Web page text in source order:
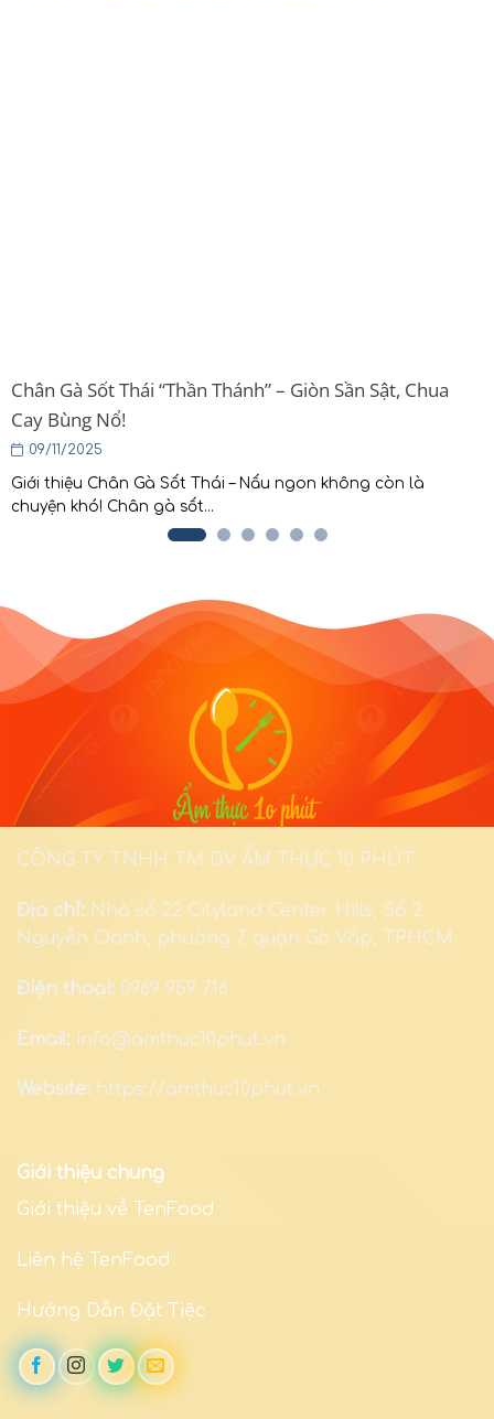
Chân Gà Sốt Thái “Thần Thánh” – Giòn Sần Sật, Chua
Cay Bùng Nổ!
09/11/2025
Giới thiệu Chân Gà Sốt Thái – Nấu ngon không còn là
chuyện khó! Chân gà sốt...
CÔNG TY TNHH TM DV ẨM THỰC 10 PHÚT
Địa chỉ: Nhà số 22 Cityland Center Hills, Số 2
Nguyễn Oanh, phường 7, quận Gò Vấp, TPHCM
Điện thoại: 0969 959 716
Email: info@amthuc10phut.vn
Website: https://amthuc10phut.vn
Giới thiệu chung
Giới thiệu về TenFood
Liên hệ TenFood
Hướng Dẫn Đặt Tiệc